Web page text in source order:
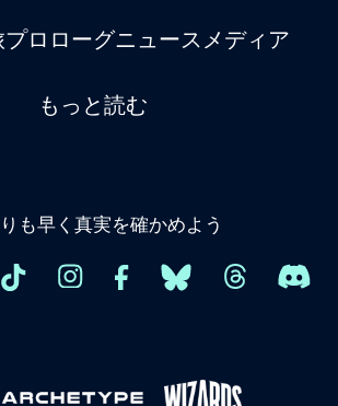
プロローグニュースメディア
もっと読む
も早く真実を確かめよう